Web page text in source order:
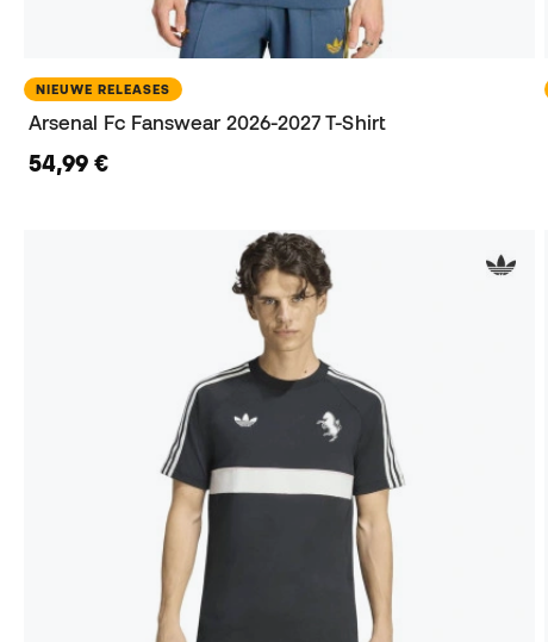
NIEUWE RELEASES
Arsenal Fc Fanswear 2026-2027 T-Shirt
54,99 €